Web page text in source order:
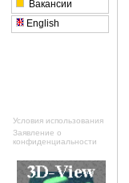
Условия использования
Заявление о
конфиденциальности
Вакансии
English